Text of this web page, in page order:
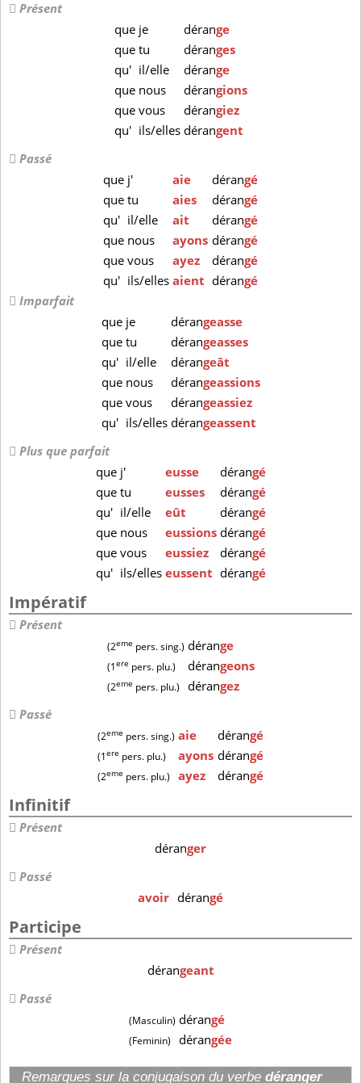
Présent
que je dérange
que tu déranges
qu' il/elle dérange
que nous dérangions
que vous dérangiez
qu' ils/elles dérangent
Passé
que j' aie dérangé
quetu aies dérangé
qu' il/elle ait dérangé
que nous ayons dérangé
quevous ayez dérangé
qu' ils/ellesaient dérangé
Imparfait
que je dérangeasse
que tu dérangeasses
qu' il/elle dérangeât
que nous dérangeassions
que vous dérangeassiez
qu' ils/elles dérangeassent
Plus que parfait
que j' eusse dérangé
que tu eusses dérangé
qu' il/elle eût dérangé
que nous eussions dérangé
que vous eussiez dérangé
qu' ils/elles eussent dérangé
Impératif
Présent
(2eme pers. sing.) dérange
(1ere pers. plu.) dérangeons
(2eme pers. plu.) dérangez
Passé
(2eme pers. sing.) aie dérangé
(1ere pers. plu.) ayons dérangé
(2eme pers. plu.) ayez dérangé
Infinitif
Présent
déranger
Passé
avoir dérangé
Participe
Présent
dérangeant
Passé
(Masculin) dérangé
(Feminin) dérangée
Remarques sur la conjugaison du verbe déranger